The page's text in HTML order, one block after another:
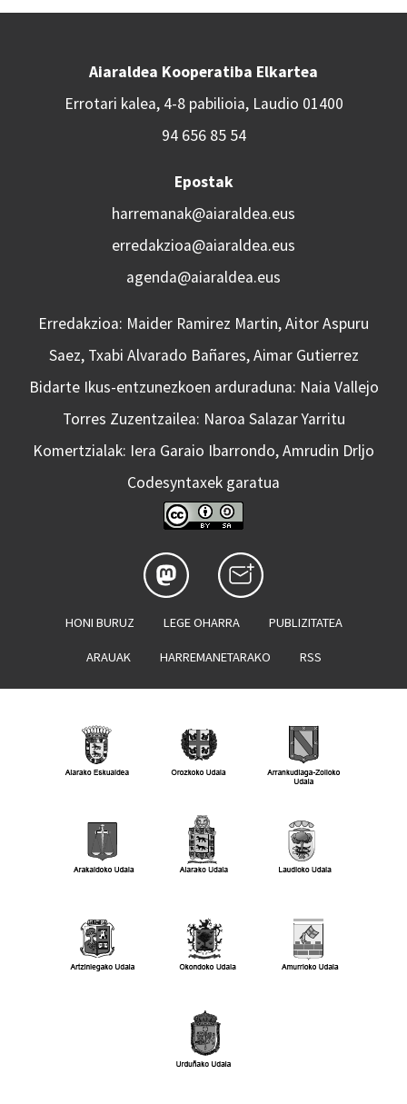
Aiaraldea Kooperatiba Elkartea
Errotari kalea, 4-8 pabilioia, Laudio 01400
94 656 85 54
Epostak
harremanak@aiaraldea.eus
erredakzioa@aiaraldea.eus
agenda@aiaraldea.eus
Erredakzioa: Maider Ramirez Martin, Aitor Aspuru
Saez, Txabi Alvarado Bañares, Aimar Gutierrez
Bidarte Ikus-entzunezkoen arduraduna: Naia Vallejo
Torres Zuzentzailea: Naroa Salazar Yarritu
Komertzialak: Iera Garaio Ibarrondo, Amrudin Drljo
Codesyntaxek garatua
HONI BURUZ LEGE OHARRA PUBLIZITATEA
ARAUAK HARREMANETARAKO RSS